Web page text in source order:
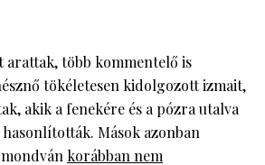
arattak, több kommentelő is
tökéletesen kidolgozott izmait,
akik a fenekére és a pózra utalva
Mások azonban
korábban nem